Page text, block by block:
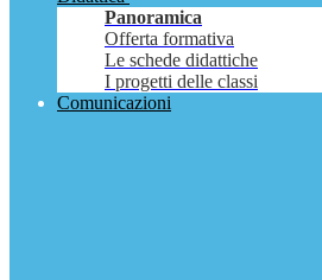
Panoramica
Offerta formativa
Le schede didattiche
I progetti delle classi
Comunicazioni